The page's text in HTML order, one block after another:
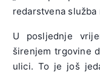
redarstvena
U posljednje
širenjem trgovine
ulici. To je još